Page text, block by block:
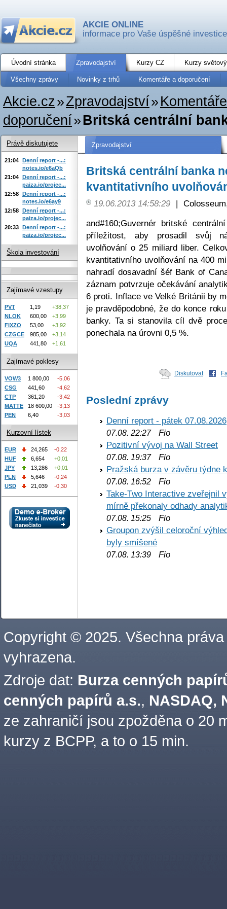
AKCIE ONLINE
informace pro Vaše úspěšné investice
Úvodní stránka Zpravodajství Kurzy CZ Kurzy
Všechny zprávy Novinky z trhů Komentáře a doporučení
Akcie.cz»Zpravodajství»
doporučení»Britská centrální
Zpravodajství
Britská centrální banka
kvantitativního
19.06.2013 14:58:29 |
and#160;Guvernér britské
příležitost, aby prosadil svůj
uvolňování o 25 miliard liber.
kvantitativního uvolňování na 400
nahradí dosavadní šéf Bank of
záznam potvrzuje očekávání
6 proti. Inflace ve Velké Británii by
je pravděpodobné, že do konce
banky. Ta si stanovila cíl dvě
ponechala na úrovni 0,5 %.
Diskutovat
Poslední zprávy
Denní report - pátek 07.08.2026
07.08. 22:27Fio
Pozitivní vývoj na Wall Street
07.08. 19:37Fio
Pražská burza v závěru týdne
07.08. 16:52 Fio
Take-Two Interactive zveřejnil
mírně překonaly odhady
07.08. 15:25 Fio
Groupon zvýšil celoroční
byly smíšené
07.08. 13:39 Fio
Právě diskutujete
21:04 Denní report -...:
notes.io/e6aQb
21:04 Denní report -...:
paiza.io/projec...
12:58 Denní report -...:
notes.io/e6ay9
12:58 Denní report -...:
paiza.io/projec...
20:33 Denní report -...:
paiza.io/projec...
Škola investování
Zajímavé vzestupy
PVT 1,19
+38,37
NLOK
600,00
+3,99
FIXZO
53,00
+3,92
CZGCE
985,00
+3,14
UQA
441,80 +1,61
Zajímavé poklesy
VOW3 1 800,00
-5,06
CSG
441,60
-4,62
CTP
361,20
-3,42
MATTE
18 600,00
-3,13
PEN
6,40 -3,03
Kurzovní lístek
EUR 24,265
-0,22
HUF
6,654
+0,01
JPY
13,286
+0,01
PLN
5,646
-0,24
USD
21,039 -0,30
Copyright © 2025. Všechna práva
vyhrazena.
Zdroje dat: Burza cenných
cenných papírů a.s., NASDAQ,
ze zahraničí jsou zpožděna o 20
kurzy z BCPP, a to o 15 min.